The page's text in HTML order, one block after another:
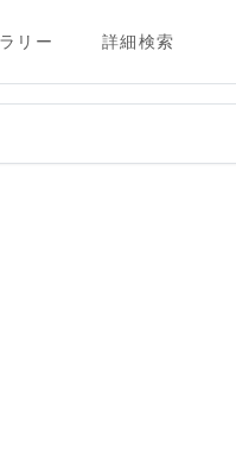
リー 詳細検索